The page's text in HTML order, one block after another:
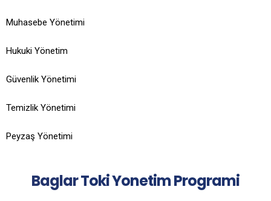
Muhasebe Yönetimi
Hukuki Yönetim
Güvenlik Yönetimi
Temizlik Yönetimi
Peyzaş Yönetimi
BaglarToki Yonetim Programi